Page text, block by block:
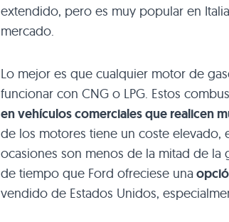
extendido, pero es muy popular en
mercado.
Lo mejor es que cualquier motor de
funcionar con CNG o LPG. Estos
en vehículos comerciales que realicen
de los motores tiene un coste elevado,
ocasiones son menos de la mitad de la
de tiempo que Ford ofreciese una
vendido de Estados Unidos,